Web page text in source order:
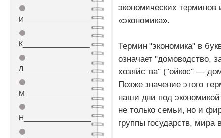
⚫
И_________________
⚫
К_________________
⚫
Л_________________
⚫
М_________________
⚫
Н_________________
⚫
экономических терминов
«экономика».
Термин "экономика" в
означает "домоводство,
хозяйства" ("ойкос" —
Позже значение этого
наши дни под
не только семьи, но и
группы государств, мира